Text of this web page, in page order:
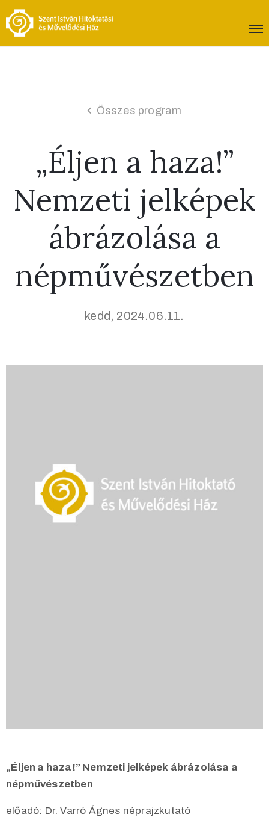
Összes program
„Éljen a haza!”
Nemzeti jelképek
ábrázolása a
népművészetben
kedd, 2024.06.11.
„Éljen a haza!” Nemzeti jelképek ábrázolása a
népművészetben
előadó: Dr. Varró Ágnes néprajzkutató